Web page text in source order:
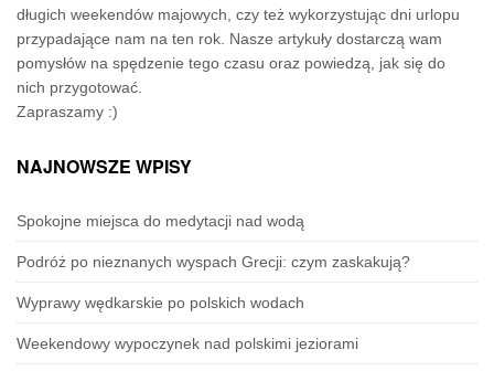
długich weekendów majowych, czy też wykorzystując dni urlopu
przypadające nam na ten rok. Nasze artykuły dostarczą wam
pomysłów na spędzenie tego czasu oraz powiedzą, jak się do
nich przygotować.
Zapraszamy :)
NAJNOWSZE WPISY
Spokojne miejsca do medytacji nad wodą
Podróż po nieznanych wyspach Grecji: czym zaskakują?
Wyprawy wędkarskie po polskich wodach
Weekendowy wypoczynek nad polskimi jeziorami